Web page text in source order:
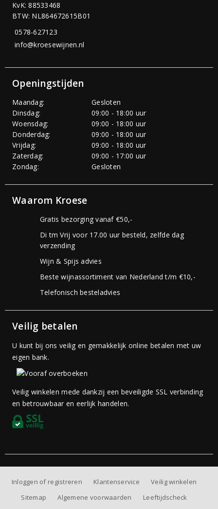
KvK: 88533468
BTW: NL864672615B01
0578-627123
info@kroesewijnen.nl
Openingstijden
Maandag:
Gesloten
Dinsdag:
09:00 - 18:00 uur
Woensdag:
09:00 - 18:00 uur
Donderdag:
09:00 - 18:00 uur
Vrijdag:
09:00 - 18:00 uur
Zaterdag:
09:00 - 17:00 uur
Zondag:
Gesloten
Waarom Kroese
Gratis bezorging vanaf €50,-
Di tm Vrij voor 17.00 uur besteld, zelfde dag
verzending
Wijn & Spijs advies
Beste wijnassortiment van Nederland t/m €10,-
Telefonisch besteladvies
Veilig betalen
U kunt bij ons veilig en gemakkelijk online betalen met uw
eigen bank.
Veilig winkelen mede dankzij een beveiligde SSL verbinding
en betrouwbaar en eerlijk handelen.
Inloggen of registreren Klantenservice
Veilig winkelen
Sitemap
Algemene voorwaarden
Leeftijdscheck